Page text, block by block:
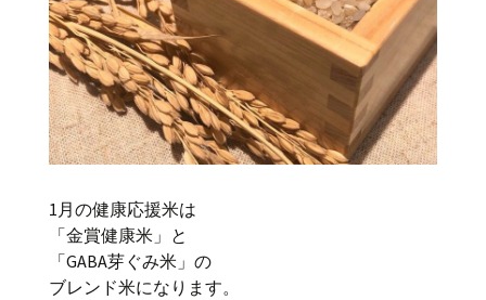
1月の健康応援米は
「金賞健康米」と
「GABA芽ぐみ米」の
ブレンド米になります。